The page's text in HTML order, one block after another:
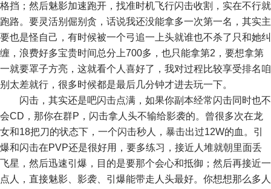
格挡；然后魅影加速跑开，找准时机飞行闪击收割，实在不行就
跑路。要灵活别倔别贪，话说我还没能拿多一次第一名，其实主
要也是怪自己，有时候被一个弓追一上头就谁也不杀了只和她纠
缠，浪费好多宝贵时间总分上700多，也只能拿第2，要想拿第
一就要罩子方亮，这就看个人喜好了，我对过程比较享受排名咱
别太差就行，很多时候都是最后几分钟才进去玩一下。
闪击，其实还是吧闪击点满，如果你副本经常闪击同时也不
会CD，那你在群P，闪击拿人头不输给影袭的。曾很多次在龙
女和18把刀的状态下，一个闪击秒人，暴击出过12W的血。引
爆和闪击在PVP还是很好用，要多练习，接近人堆就朝里面丢
飞星，然后迅速引爆，目的是要那个会心和抵御；然后再接近一
点人，直接魅影、影袭、引爆能带走人头最好。你想想那么多人